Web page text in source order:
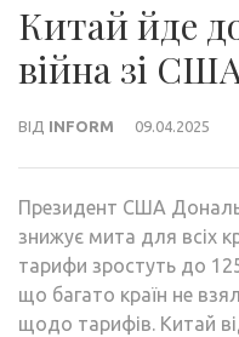
Китай йде
війна зі
ВІД INFORM 09.04.2025
Президент США
знижує мита для всіх
тарифи зростуть до
що багато країн не
щодо тарифів. Китай